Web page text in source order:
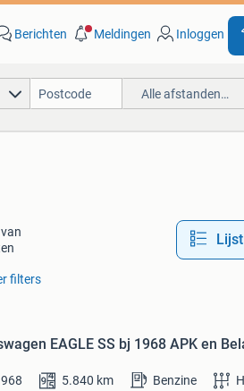
Berichten Meldingen Inloggen
Alle afstanden…
Lijst
filters
EAGLE SS bj 1968 APK en
5.840 km Benzine